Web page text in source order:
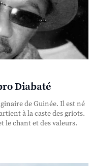
Diabaté
de Guinée. Il est né
à la caste des griots.
le chant et des valeurs.